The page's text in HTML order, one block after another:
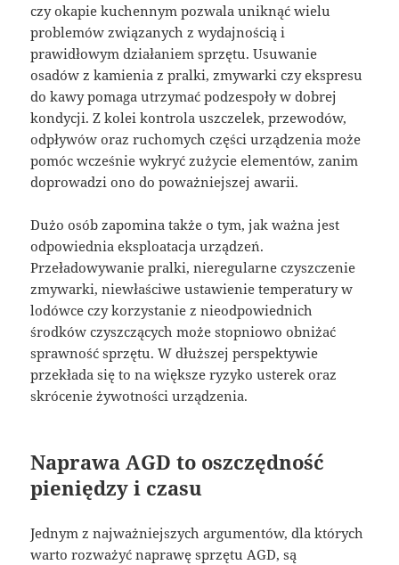
czy okapie kuchennym pozwala uniknąć wielu
problemów związanych z wydajnością i
prawidłowym działaniem sprzętu. Usuwanie
osadów z kamienia z pralki, zmywarki czy ekspresu
do kawy pomaga utrzymać podzespoły w dobrej
kondycji. Z kolei kontrola uszczelek, przewodów,
odpływów oraz ruchomych części urządzenia może
pomóc wcześnie wykryć zużycie elementów, zanim
doprowadzi ono do poważniejszej awarii.
Dużo osób zapomina także o tym, jak ważna jest
odpowiednia eksploatacja urządzeń.
Przeładowywanie pralki, nieregularne czyszczenie
zmywarki, niewłaściwe ustawienie temperatury w
lodówce czy korzystanie z nieodpowiednich
środków czyszczących może stopniowo obniżać
sprawność sprzętu. W dłuższej perspektywie
przekłada się to na większe ryzyko usterek oraz
skrócenie żywotności urządzenia.
Naprawa AGD to oszczędność
pieniędzy i czasu
Jednym z najważniejszych argumentów, dla których
warto rozważyć naprawę sprzętu AGD, są